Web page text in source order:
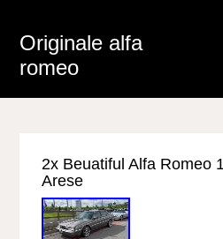
Originale alfa
romeo
2x Beuatiful Alfa Romeo
Arese